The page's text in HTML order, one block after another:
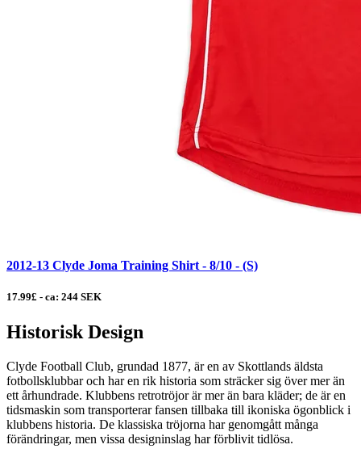
2012-13 Clyde Joma Training Shirt - 8/10 - (S)
17.99£ - ca: 244 SEK
Historisk Design
Clyde Football Club, grundad 1877, är en av Skottlands äldsta
fotbollsklubbar och har en rik historia som sträcker sig över mer än
ett århundrade. Klubbens retrotröjor är mer än bara kläder; de är en
tidsmaskin som transporterar fansen tillbaka till ikoniska ögonblick i
klubbens historia. De klassiska tröjorna har genomgått många
förändringar, men vissa designinslag har förblivit tidlösa.